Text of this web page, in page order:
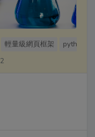
輕量級網頁框架
python
2